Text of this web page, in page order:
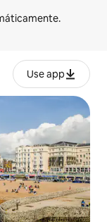
Use app